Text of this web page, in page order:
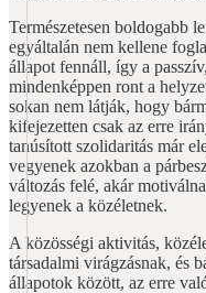
Természetesen boldogabb
egyáltalán nem kellene
állapot fennáll, így a
mindenképpen ront a
sokan nem látják, hogy
kifejezetten csak az erre
tanúsított szolidaritás már
vegyenek azokban a
változás felé, akár
legyenek a közéletnek.
A közösségi aktivitás,
társadalmi virágzásnak, és
állapotok között, az erre